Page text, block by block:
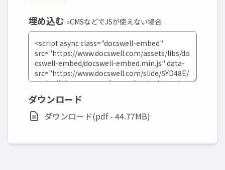
埋め込む »CMSなどでJSが使えない場合
ダウンロード
ダウンロード(pdf - 44.77MB)